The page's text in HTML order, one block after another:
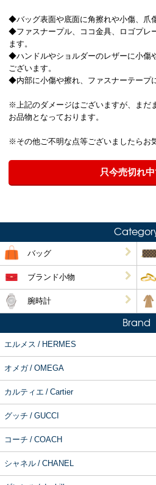
◆バッグ表面や底面に角擦れや小傷、爪
◆ファスナープル、ココ金具、ロゴプレ
ます。
◆ハンドルやショルダーのレザーに小傷
ございます。
◆内部に小傷や擦れ、ファスナーテープ
※上記のダメージはございますが、まだ
お品物となっております。
※その他ご不明な点等ございましたらお
只今売切れ
バッグ
ブランド小物
腕時計
Brand
エルメス / HERMES
オメガ / OMEGA
カルティエ / Cartier
グッチ / GUCCI
コーチ / COACH
シャネル / CHANEL